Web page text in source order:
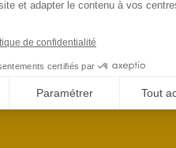
et adapter le contenu à vos
de confidentialité
certifiés par
Paramétrer Tout
du Consentement :